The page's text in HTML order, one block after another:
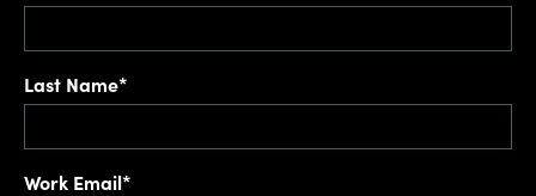
Last Name*
Work Email*